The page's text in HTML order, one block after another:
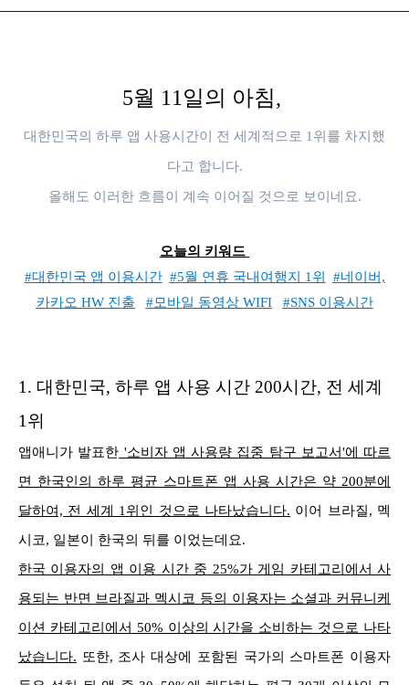
5월 11 일의 아침,
대한민국의 하루 앱 사용시간이 전 세계적으로 1위를 차지했
다고 합니다.
올해도 이러한 흐름이 계속 이어질 것으로 보이네요.
오늘의 키워드
#대한민국 앱 이용시간 #5월 연휴 국내여행지 1위
#네이버,
카카오 HW 진출
#모바일 동영상 WIFI #SNS 이용시간
1. 대한민국, 하루 앱 사용 시간 200시간, 전 세계
1위
앱애니가 발표한 '소비자 앱 사용량 집중 탐구 보고서'에 따르
면 한국인의 하루 평균 스마트폰 앱 사용 시간은 약 200분에
달하여, 전 세계 1위인 것으로 나타났습니다. 이어 브라질, 멕
시코, 일본이 한국의 뒤를 이었는데요.
한국 이용자의 앱 이용 시간 중 25%가 게임 카테고리에서 사
용되는 반면 브라질과 멕시코 등의 이용자는 소셜과 커뮤니케
이션 카테고리에서 50% 이상의 시간을 소비하는 것으로 나타
났습니다. 또한, 조사 대상에 포함된 국가의 스마트폰 이용자